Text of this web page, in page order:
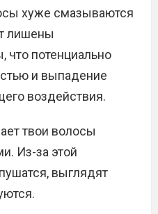
хуже смазываются
лишены
что потенциально
и выпадение
воздействия.
твои волосы
Из-за этой
выглядят